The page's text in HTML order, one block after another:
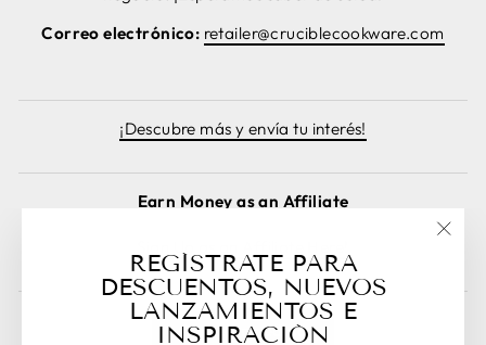
Correo electrónico: retailer@cruciblecookware.com
¡Descubre más y envía tu interés!
Earn Money as an Affiliate
Cancelar pedido
REGÍSTRATE PARA
DESCUENTOS, NUEVOS
LANZAMIENTOS E
INSPIRACIÓN